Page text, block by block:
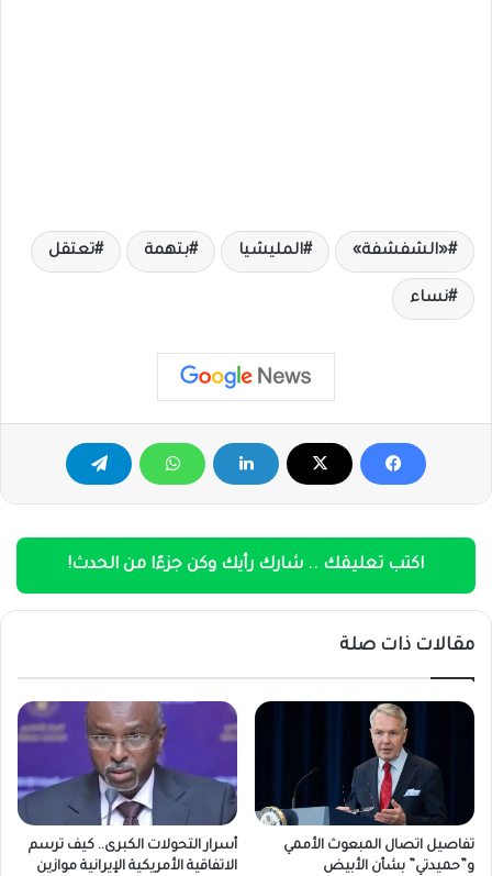
«الشفشفة» المليشيا بتهمة تعتقل
نساء
اكتب تعليقك .. شارك رأيك وكن جزءًا من الحدث!
مقالات ذات صلة
تفاصيل اتصال المبعوث الأممي
و”حميدتي” بشأن الأبيض
أسرار التحولات الكبرى.. كيف ترسم
الاتفاقية الأمريكية الإيرانية موازين